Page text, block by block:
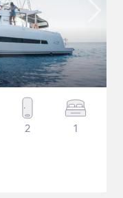
2 1